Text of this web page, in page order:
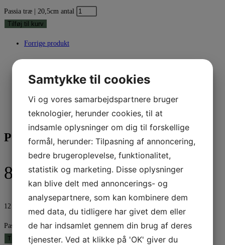
Passia træ | 20,5cm antal
Tilføj til kurv
Forrige produkt
Passia træ | 20,5cm
89,95kr.
12 på lager
Passia træ | 20,5cm antal
TILFØJ TIL KURV
Samtykke til cookies
Vi og vores samarbejdspartnere bruger
teknologier, herunder cookies, til at
indsamle oplysninger om dig til forskellige
formål, herunder: Tilpasning af annoncering,
bedre brugeroplevelse, funktionalitet,
statistik og marketing. Disse oplysninger
kan blive delt med annoncerings- og
analysepartnere, som kan kombinere dem
med data, du tidligere har givet dem eller
de har indsamlet gennem din brug af deres
tjenester. Ved at klikke på 'OK' giver du